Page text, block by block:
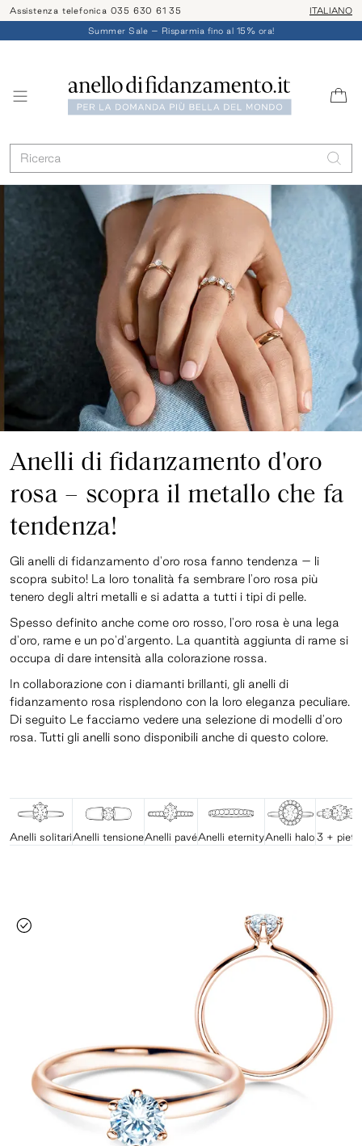
Assistenza telefonica 035 630 61 35 ITALIANO
Summer Sale – Risparmia fino al 15% ora!
Anelli di fidanzamento d'oro
rosa – scopra il metallo che fa
tendenza!
Gli anelli di fidanzamento d'oro rosa fanno tendenza – li
scopra subito! La loro tonalità fa sembrare l'oro rosa più
tenero degli altri metalli e si adatta a tutti i tipi di pelle.
Spesso definito anche come oro rosso, l'oro rosa è una lega
d'oro, rame e un po'd'argento. La quantità aggiunta di rame si
occupa di dare intensità alla colorazione rossa.
In collaborazione con i diamanti brillanti, gli anelli di
fidanzamento rosa risplendono con la loro eleganza peculiare.
Di seguito Le facciamo vedere una selezione di modelli d'oro
rosa. Tutti gli anelli sono disponibili anche di questo colore.
Anelli solitariAnelli tensioneAnelli pavéAnelli eternityAnelli halo 3 +